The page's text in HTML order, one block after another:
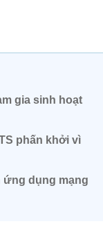
gia sinh hoạt
phấn khởi vì
ứng dụng mạng